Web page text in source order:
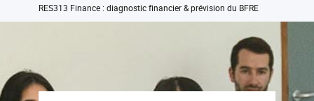
RES313 Finance : diagnostic financier & prévision du BFRE